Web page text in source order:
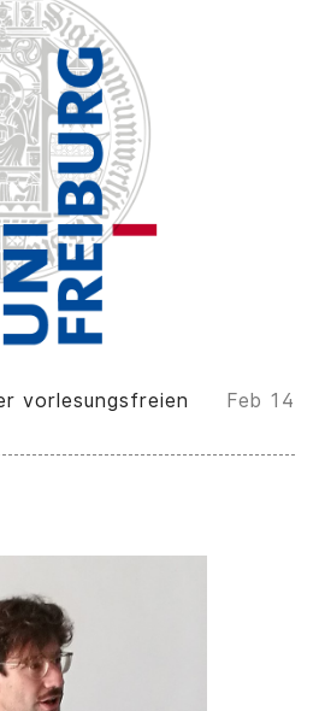
vorlesungsfreien
Feb 14